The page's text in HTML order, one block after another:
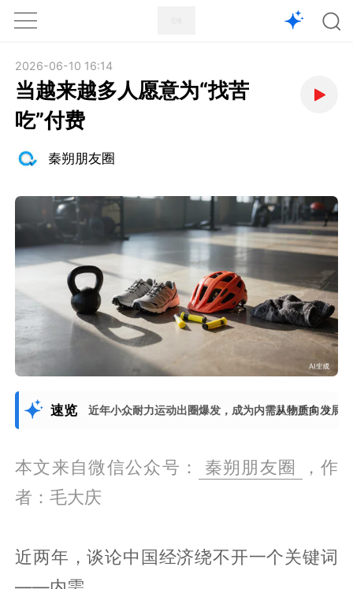
1X
2026-06-10 16:14
当越来越多人愿意为“找苦
吃”付费
秦朔朋友圈
速览 近年小众耐力运动出圈爆发，成为内需从物质向发展
展开更多
本文来自微信公众号： 秦朔朋友圈
，作
者：毛大庆
近两年，谈论中国经济绕不开一个关键词